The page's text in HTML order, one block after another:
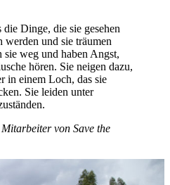
Dinge, die sie gesehen
werden und sie träumen
weg und haben Angst,
hören. Sie neigen dazu,
in einem Loch, das sie
Sie leiden unter
von Save the